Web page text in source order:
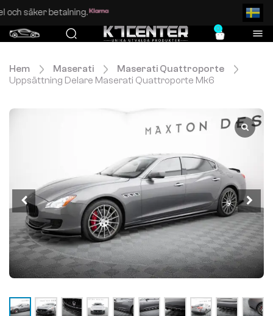
Enkel och säker betalning.
0
Hem Maserati
Maserati Quattroporte
Uppsättning Delare Maserati Quattroporte Mk6